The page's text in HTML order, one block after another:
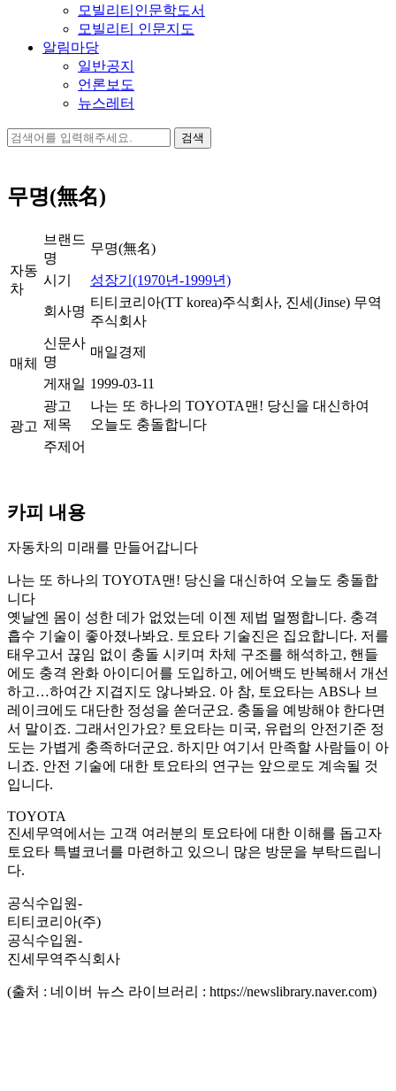
모빌리티인문학도서
모빌리티 인문지도
알림마당
일반공지
언론보도
뉴스레터
검
무명(無名)
자동
차
브랜드
명
무명(無名)
시기 성장기(1970년-1999년)
회사명
티티코리아(TT korea)주식회사, 진세(Jinse) 무역
주식회사
매체
신문사
명
매일경제
게재일 1999-03-11
광고
광고
제목
나는 또 하나의 TOYOTA맨! 당신을 대신하여
오늘도 충돌합니다
주제어
카피 내용
자동차의 미래를 만들어갑니다
나는 또 하나의 TOYOTA맨! 당신을 대신하여 오늘도 충돌합
니다
옛날엔 몸이 성한 데가 없었는데 이젠 제법 멀쩡합니다. 충격
흡수 기술이 좋아졌나봐요. 토요타 기술진은 집요합니다. 저를
태우고서 끊임 없이 충돌 시키며 차체 구조를 해석하고, 핸들
에도 충격 완화 아이디어를 도입하고, 에어백도 반복해서 개선
하고…하여간 지겹지도 않나봐요. 아 참, 토요타는 ABS나 브
레이크에도 대단한 정성을 쏟더군요. 충돌을 예방해야 한다면
서 말이죠. 그래서인가요? 토요타는 미국, 유럽의 안전기준 정
도는 가볍게 충족하더군요. 하지만 여기서 만족할 사람들이 아
니죠. 안전 기술에 대한 토요타의 연구는 앞으로도 계속될 것
입니다.
TOYOTA
진세무역에서는 고객 여러분의 토요타에 대한 이해를 돕고자
토요타 특별코너를 마련하고 있으니 많은 방문을 부탁드립니
다.
공식수입원-
티티코리아(주)
공식수입원-
진세무역주식회사
(출처 : 네이버 뉴스 라이브러리 : https://newslibrary.naver.com)